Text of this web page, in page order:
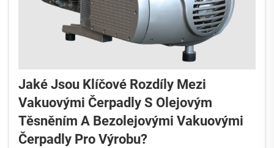
Jaké Jsou Klíčové Rozdíly Mezi
Vakuovými Čerpadly S Olejovým
Těsněním A Bezolejovými Vakuovými
Čerpadly Pro Výrobu?